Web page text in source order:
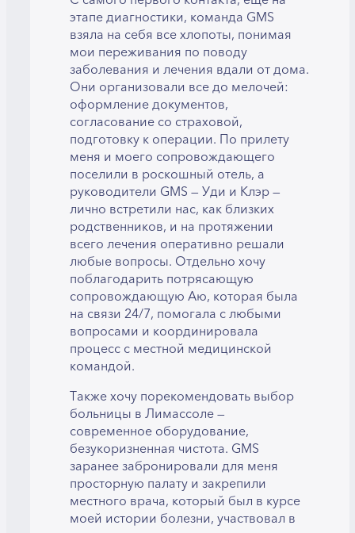
этапе диагностики, команда GMS
взяла на себя все хлопоты, понимая
мои переживания по поводу
заболевания и лечения вдали от дома.
Они организовали все до мелочей:
оформление документов,
согласование со страховой,
подготовку к операции. По прилету
меня и моего сопровождающего
поселили в роскошный отель, а
руководители GMS — Уди и Клэр —
лично встретили нас, как близких
родственников, и на протяжении
всего лечения оперативно решали
любые вопросы. Отдельно хочу
поблагодарить потрясающую
сопровождающую Аю, которая была
на связи 24/7, помогала с любыми
вопросами и координировала
процесс с местной медицинской
командой.
Также хочу порекомендовать выбор
больницы в Лимассоле —
современное оборудование,
безукоризненная чистота. GMS
заранее забронировали для меня
просторную палату и закрепили
местного врача, который был в курсе
моей истории болезни, участвовал в